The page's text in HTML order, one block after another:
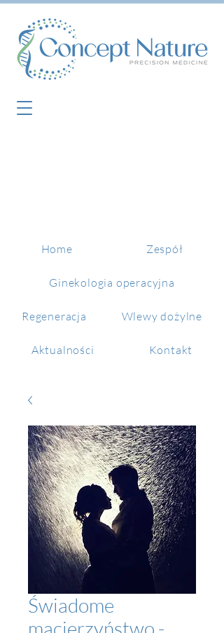
Home Zespół
Ginekologia operacyjna
Regeneracja Wlewy dożylne
Aktualności Kontakt
Świadome
macierzyństwo -